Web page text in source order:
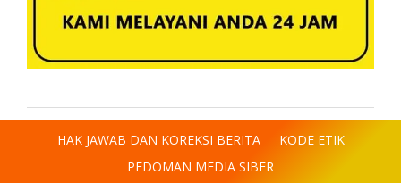
HAK JAWAB DAN KOREKSI BERITA
KODE ETIK
PEDOMAN MEDIA SIBER